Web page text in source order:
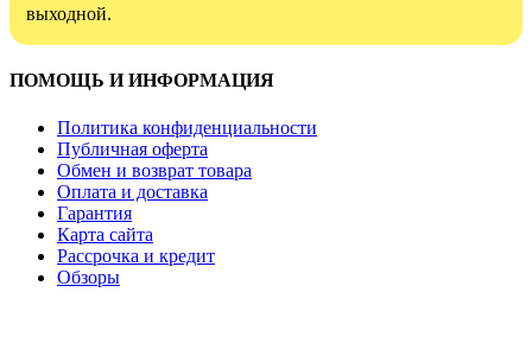
выходной.
ПОМОЩЬ И ИНФОРМАЦИЯ
Политика конфиденциальности
Публичная оферта
Обмен и возврат товара
Оплата и доставка
Гарантия
Карта сайта
Рассрочка и кредит
Обзоры